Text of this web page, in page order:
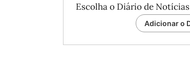
Escolha o Diário de
Adicionar o